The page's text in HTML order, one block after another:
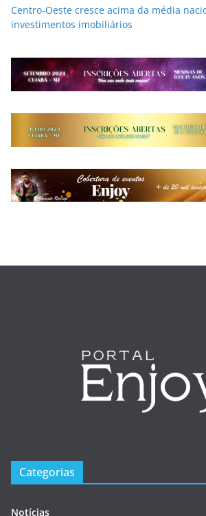
Centro-Oeste cresce acima da média
investimentos imobiliários
Categorias
Notícias